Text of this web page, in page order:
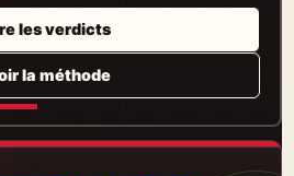
les verdicts
la méthode